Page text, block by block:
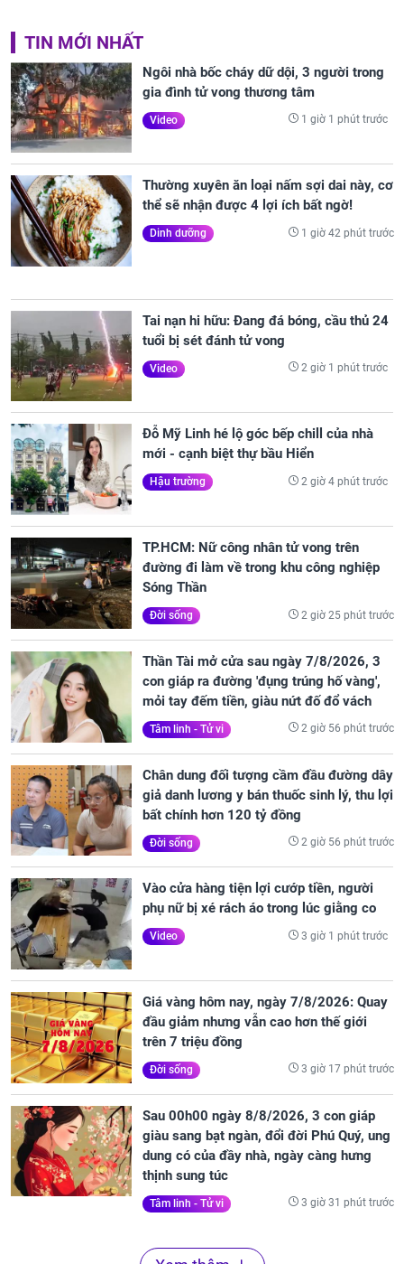
TIN MỚI NHẤT
Ngôi nhà bốc cháy dữ dội, 3 người trong
gia đình tử vong thương tâm
Video 1 giờ 1 phút trước
Thường xuyên ăn loại nấm sợi dai này, cơ
thể sẽ nhận được 4 lợi ích bất ngờ!
Dinh dưỡng 1 giờ 42 phút trước
Tai nạn hi hữu: Đang đá bóng, cầu thủ 24
tuổi bị sét đánh tử vong
Video 2 giờ 1 phút trước
Đỗ Mỹ Linh hé lộ góc bếp chill của nhà
mới - cạnh biệt thự bầu Hiển
Hậu trường 2 giờ 4 phút trước
TP.HCM: Nữ công nhân tử vong trên
đường đi làm về trong khu công nghiệp
Sóng Thần
Đời sống 2 giờ 25 phút trước
Thần Tài mở cửa sau ngày 7/8/2026, 3
con giáp ra đường 'đụng trúng hố vàng',
mỏi tay đếm tiền, giàu nứt đố đổ vách
Tâm linh - Tử vi 2 giờ 56 phút trước
Chân dung đối tượng cầm đầu đường dây
giả danh lương y bán thuốc sinh lý, thu lợi
bất chính hơn 120 tỷ đồng
Đời sống 2 giờ 56 phút trước
Vào cửa hàng tiện lợi cướp tiền, người
phụ nữ bị xé rách áo trong lúc giằng co
Video 3 giờ 1 phút trước
Giá vàng hôm nay, ngày 7/8/2026: Quay
đầu giảm nhưng vẫn cao hơn thế giới
trên 7 triệu đồng
Đời sống 3 giờ 17 phút trước
Sau 00h00 ngày 8/8/2026, 3 con giáp
giàu sang bạt ngàn, đổi đời Phú Quý, ung
dung có của đầy nhà, ngày càng hưng
thịnh sung túc
Tâm linh - Tử vi 3 giờ 31 phút trước